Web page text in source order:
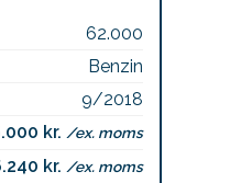
62.000
Benzin
9/2018
kr./ex. moms
kr./ex. moms